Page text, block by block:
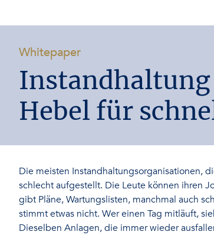
Whitepaper-
Hebel für
Die meisten Instandhaltungsorganisationen,
schlecht aufgestellt. Die Leute können ihren
gibt Pläne, Wartungslisten, manchmal auch
stimmt etwas nicht. Wer einen Tag mitläuft,
Dieselben Anlagen, die immer wieder